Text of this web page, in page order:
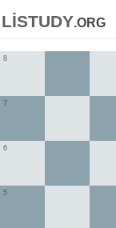
listudy.org
5
6
7
8